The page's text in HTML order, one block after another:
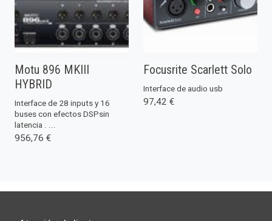
Motu 896 MKIII
HYBRID
Interface de 28 inputs y 16
buses con efectos DSPsin
latencia . ...
956,76 €
Focusrite Scarlett Solo
Interface de audio usb
97,42 €